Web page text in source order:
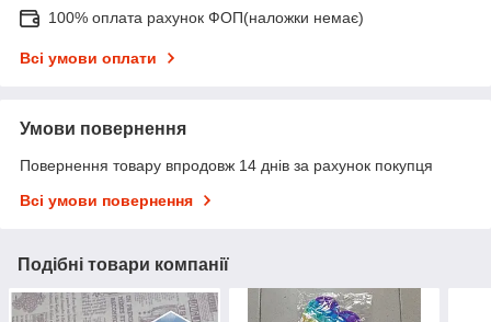
100% оплата рахунок ФОП(наложки немає)
Всі умови оплати
Умови повернення
Повернення товару впродовж 14 днів за рахунок покупця
Всі умови повернення
Подібні товари компанії